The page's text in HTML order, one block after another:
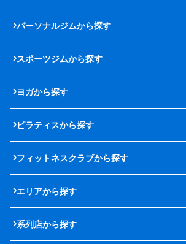
パーソナルジムから探す
スポーツジムから探す
ヨガから探す
ピラティスから探す
フィットネスクラブから探す
エリアから探す
系列店から探す